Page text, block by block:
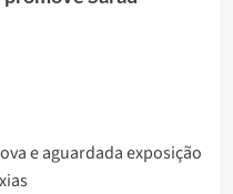
e aguardada exposição